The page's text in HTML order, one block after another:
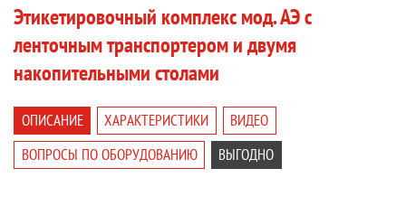
Этикетировочный комплекс мод. АЭ с
ленточным транспортером и двумя
накопительными столами
ОПИСАНИЕ ХАРАКТЕРИСТИКИ
ВИДЕО
ВОПРОСЫ ПО ОБОРУДОВАНИЮ
ВЫГОДНО